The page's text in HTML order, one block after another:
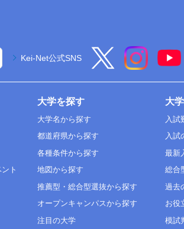
Kei-Net公式SNS
ト
大学を探す
大学名から探す
都道府県から探す
各種条件から探す
地図から探す
推薦型・総合型選抜から探す
オープンキャンパスから探す
注目の大学
大
入試
入試
最新
総合
過去
お役
模試